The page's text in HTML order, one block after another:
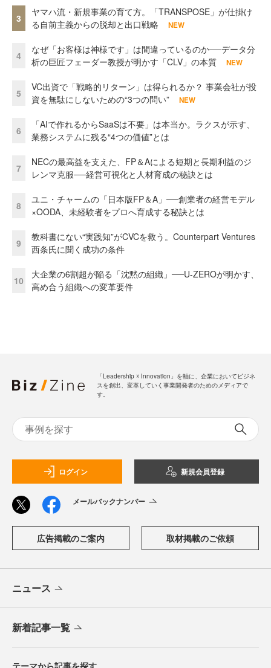
3
ヤマハ流・新規事業の育て方。「TRANSPOSE」が仕掛け
る自前主義からの脱却と出口戦略
NEW
4
なぜ「お客様は神様です」は間違っているのか──データ分
析の巨匠フェーダー教授が明かす「CLV」の本質
NEW
5
VC出資で「戦略的リターン」は得られるか？ 事業会社が投
資を無駄にしないための“3つの問い”
NEW
6
「AIで作れるからSaaSは不要」は本当か。ラクスが示す、
業務システムに残る“4つの価値”とは
7
NECの最高益を支えた、FP＆Aによる短期と長期利益のジ
レンマ克服──経営可視化と人材育成の秘訣とは
8
ユニ・チャームの「日本版FP＆A」──創業者の経営モデル
×OODA、未経験者をプロへ育成する秘訣とは
9
教科書にない“実践知”がCVCを救う。Counterpart Ventures
西条氏に聞く成功の条件
10
大企業の6割超が陥る「沈黙の組織」──U-ZEROが明かす、
高め合う組織への変革要件
「Leadership ☓ Innovation」を軸に、企業においてビジネ
スを創出、変革していく事業開発者のためのメディアで
す。
ログイン 新規会員登録
メールバックナンバー
広告掲載のご案内 取材掲載のご依頼
ニュース
新着記事一覧
テーマから記事を探す